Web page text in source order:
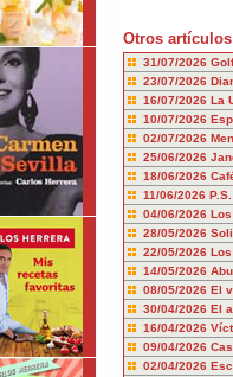
Otros artículos
31/07/2026
23/07/2026
16/07/2026 La
10/07/2026
02/07/2026
25/06/2026
18/06/2026
11/06/2026
04/06/2026
28/05/2026
22/05/2026
14/05/2026
08/05/2026 El
30/04/2026 El
16/04/2026
09/04/2026
02/04/2026